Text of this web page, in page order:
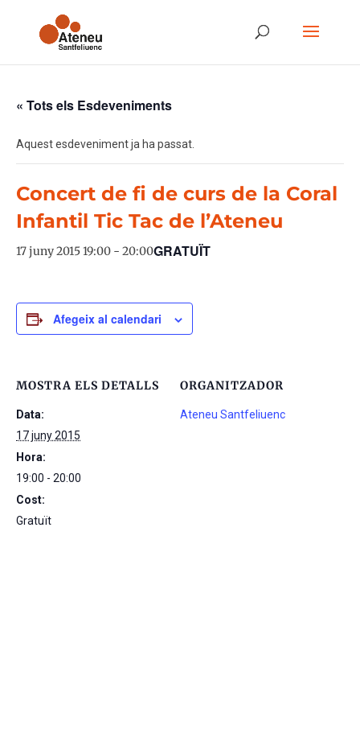
« Tots els Esdeveniments
Aquest esdeveniment ja ha passat.
Concert de fi de curs de la Coral
Infantil Tic Tac de l’Ateneu
17 juny 2015 19:00 - 20:00GRATUÏT
Afegeix al calendari
MOSTRA ELS DETALLS
Data:
17 juny 2015
Hora:
19:00 - 20:00
Cost:
Gratuït
ORGANITZADOR
Ateneu Santfeliuenc